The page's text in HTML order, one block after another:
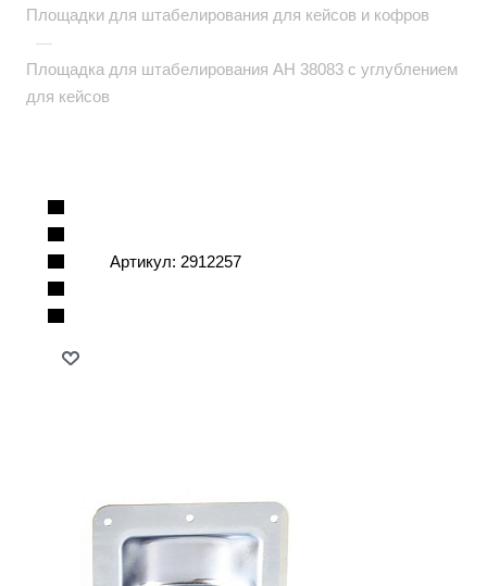
Площадки для штабелирования для кейсов и кофров
—
Площадка для штабелирования AH 38083 с углублением
для кейсов
Артикул: 2912257